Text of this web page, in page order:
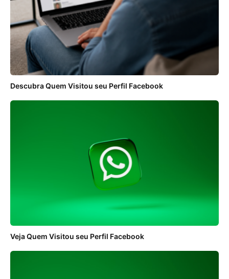
Descubra Quem Visitou seu Perfil Facebook
Veja Quem Visitou seu Perfil Facebook